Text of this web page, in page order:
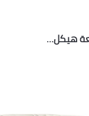
هيكل…